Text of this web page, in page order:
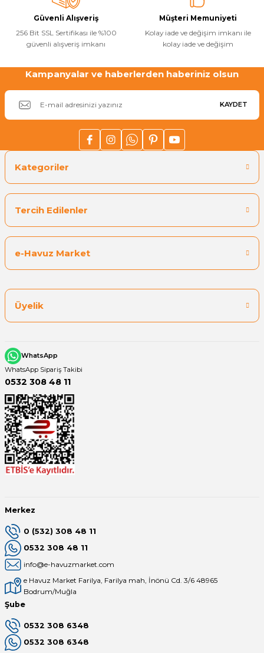
Güvenli Alışveriş
256 Bit SSL Sertifikası ile %100
güvenli alışveriş imkanı
Müşteri Memuniyeti
Kolay iade ve değişim imkanı ile
kolay iade ve değişim
Kampanyalar ve haberlerden haberiniz olsun
KAYDET
Kategoriler
Tercih Edilenler
e-Havuz Market
Üyelik
WhatsApp
WhatsApp Sipariş Takibi
0532 308 48 11
Merkez
0 (532) 308 48 11
0532 308 48 11
info@e-havuzmarket.com
e Havuz Market Farilya, Farilya mah, İnönü Cd. 3/6 48965
Bodrum/Muğla
Şube
0532 308 6348
0532 308 6348